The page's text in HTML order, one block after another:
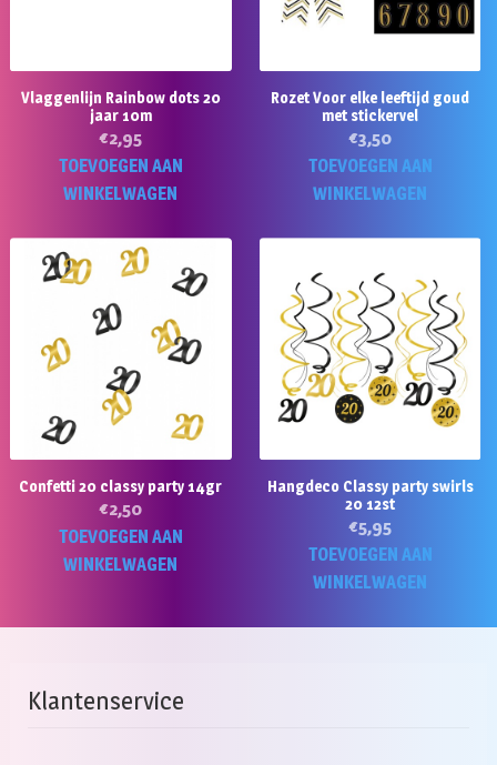
Vlaggenlijn Rainbow dots 20
jaar 10m
€2,95
TOEVOEGEN AAN
WINKELWAGEN
Rozet Voor elke leeftijd goud
met stickervel
€3,50
TOEVOEGEN AAN
WINKELWAGEN
Confetti 20 classy party 14gr
€2,50
TOEVOEGEN AAN
WINKELWAGEN
Hangdeco Classy party swirls
20 12st
€5,95
TOEVOEGEN AAN
WINKELWAGEN
Klantenservice